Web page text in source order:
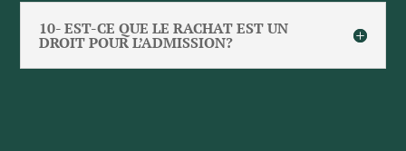
10- EST-CE QUE LE RACHAT EST UN
DROIT POUR L’ADMISSION?